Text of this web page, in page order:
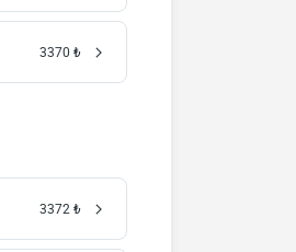
3370 ₺
3372 ₺